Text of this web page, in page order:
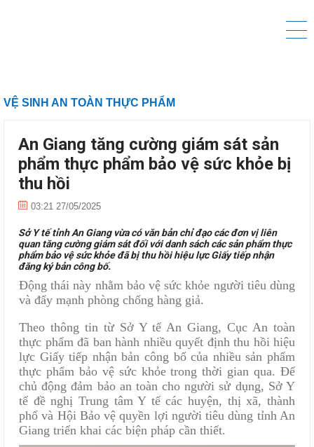
VỆ SINH AN TOÀN THỰC PHẨM
An Giang tăng cường giám sát sản
phẩm thực phẩm bảo vệ sức khỏe bị
thu hồi
03:21 27/05/2025
Sở Y tế tỉnh An Giang vừa có văn bản chỉ đạo các đơn vị liên
quan tăng cường giám sát đối với danh sách các sản phẩm thực
phẩm bảo vệ sức khỏe đã bị thu hồi hiệu lực Giấy tiếp nhận
đăng ký bản công bố.
Động thái này nhằm bảo vệ sức khỏe người tiêu dùng
và đẩy mạnh phòng chống hàng giả.
Theo thông tin từ Sở Y tế An Giang, Cục An toàn
thực phẩm đã ban hành nhiều quyết định thu hồi hiệu
lực Giấy tiếp nhận bản công bố của nhiều sản phẩm
thực phẩm bảo vệ sức khỏe trong thời gian qua. Để
chủ động đảm bảo an toàn cho người sử dụng, Sở Y
tế đề nghị Trung tâm Y tế các huyện, thị xã, thành
phố và Hội Bảo vệ quyền lợi người tiêu dùng tỉnh An
Giang triển khai các biện pháp cần thiết.